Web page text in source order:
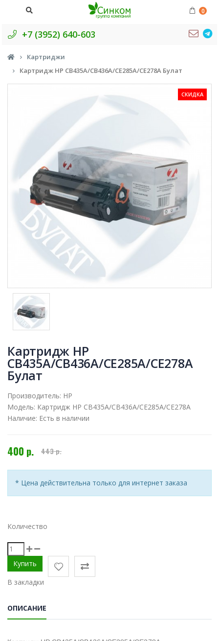
0
+7 (3952) 640-603
Картриджи
Картридж HP CB435A/CB436A/CE285A/CE278A Булат
СКИДКА
Картридж HP
CB435A/CB436A/CE285A/CE278A
Булат
Производитель: HP
Модель: Картридж HP CB435A/CB436A/CE285A/CE278A
Наличие: Есть в наличии
400 р. 443 р.
* Цена действительна только для интернет заказа
Количество
В закладки
ОПИСАНИЕ